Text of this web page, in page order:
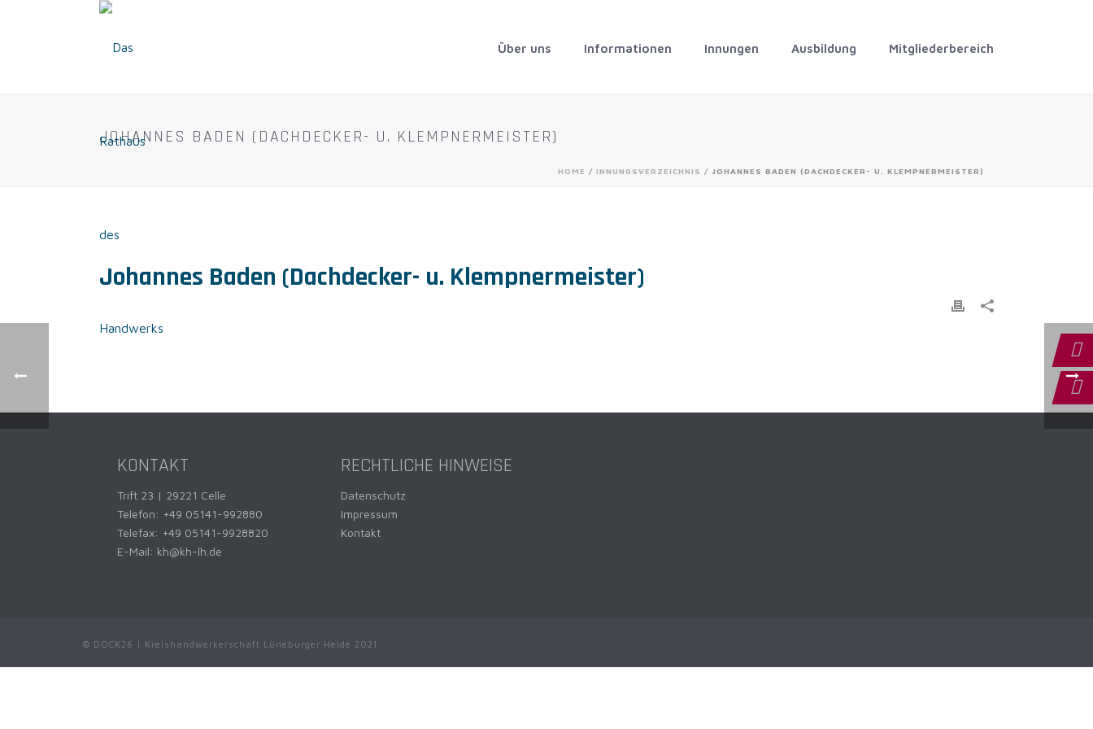
Über uns Informationen Innungen Ausbildung Mitgliederbereich
JOHANNES BADEN (DACHDECKER- U. KLEMPNERMEISTER)
HOME / INNUNGSVERZEICHNIS / JOHANNES BADEN (DACHDECKER- U. KLEMPNERMEISTER)
Johannes Baden (Dachdecker- u. Klempnermeister)
KONTAKT
Trift 23 | 29221 Celle
Telefon: +49 05141-992880
Telefax: +49 05141-9928820
E-Mail: kh@kh-lh.de
RECHTLICHE HINWEISE
Datenschutz
Impressum
Kontakt
© DOCK26 | Kreishandwerkerschaft Lüneburger Heide 2021